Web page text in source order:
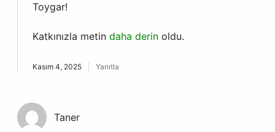
Toygar!
Katkınızla metin daha derin oldu.
Kasım 4, 2025 Yanıtla
Taner